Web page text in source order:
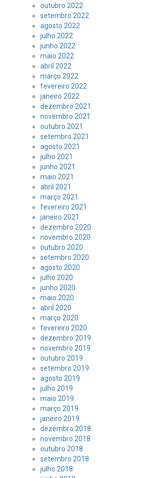
outubro 2022
setembro 2022
agosto 2022
julho 2022
junho 2022
maio 2022
abril 2022
março 2022
fevereiro 2022
janeiro 2022
dezembro 2021
novembro 2021
outubro 2021
setembro 2021
agosto 2021
julho 2021
junho 2021
maio 2021
abril 2021
março 2021
fevereiro 2021
janeiro 2021
dezembro 2020
novembro 2020
outubro 2020
setembro 2020
agosto 2020
julho 2020
junho 2020
maio 2020
abril 2020
março 2020
fevereiro 2020
dezembro 2019
novembro 2019
outubro 2019
setembro 2019
agosto 2019
julho 2019
maio 2019
março 2019
janeiro 2019
dezembro 2018
novembro 2018
outubro 2018
setembro 2018
julho 2018